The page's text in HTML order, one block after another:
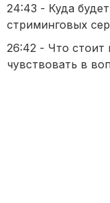
24:43 - Куда
стриминговых
26:42 - Что стоит
чувствовать в